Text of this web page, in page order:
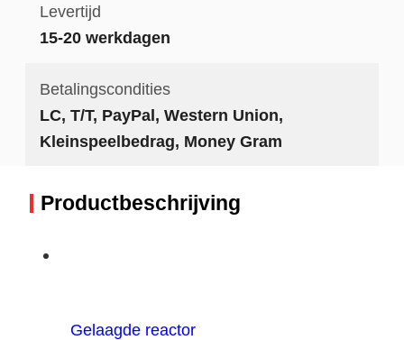
Levertijd
15-20 werkdagen
Betalingscondities
LC, T/T, PayPal, Western Union,
Kleinspeelbedrag, Money Gram
Productbeschrijving
Gelaagde reactor